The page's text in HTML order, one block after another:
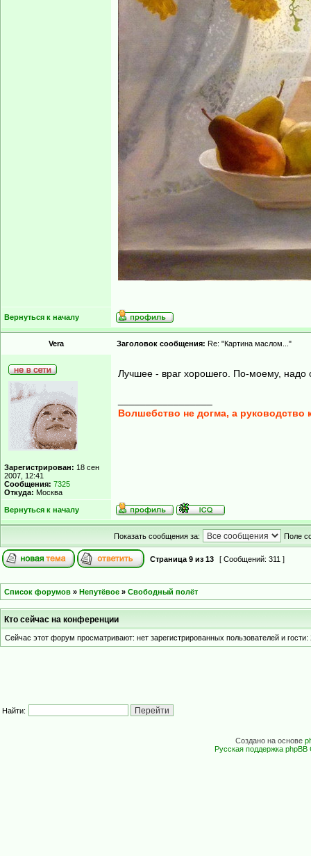
Вернуться к началу
Vera Заголовок сообщения: Re: "Картина маслом..."
Зарегистрирован: 18 сен
2007, 12:41
Сообщения: 7325
Откуда: Москва
Лучшее - враг хорошего. По-моему, надо
Волшебство не догма, а руководство
Вернуться к началу
Показать сообщения за: Поле
Страница 9 из 13 [ Сообщений: 311 ]
Список форумов » Непутёвое » Свободный полёт
Кто сейчас на конференции
Сейчас этот форум просматривают: нет зарегистрированных пользователей и гости:
Найти:
Создано на основе
Русская поддержка phpBB